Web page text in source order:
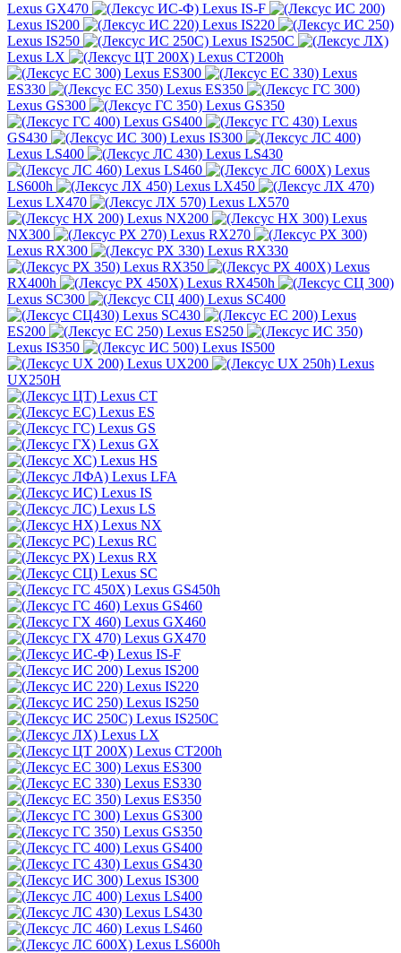
Lexus GX470
Lexus IS-F
Lexus IS200
Lexus IS220
Lexus IS250
Lexus IS250C
Lexus LX
Lexus CT200h
Lexus ES300
Lexus
ES330
Lexus ES350
Lexus GS300
Lexus GS350
Lexus GS400
Lexus
GS430
Lexus IS300
Lexus LS400
Lexus LS430
Lexus LS460
Lexus
LS600h
Lexus LX450
Lexus LX470
Lexus LX570
Lexus NX200
Lexus
NX300
Lexus RX270
Lexus RX300
Lexus RX330
Lexus RX350
Lexus
RX400h
Lexus RX450h
Lexus SC300
Lexus SC400
Lexus SC430
Lexus
ES200
Lexus ES250
Lexus IS350
Lexus IS500
Lexus UX200
Lexus
UX250H
Lexus CT
Lexus ES
Lexus GS
Lexus GX
Lexus HS
Lexus LFA
Lexus IS
Lexus LS
Lexus NX
Lexus RC
Lexus RX
Lexus SC
Lexus GS450h
Lexus GS460
Lexus GX460
Lexus GX470
Lexus IS-F
Lexus IS200
Lexus IS220
Lexus IS250
Lexus IS250C
Lexus LX
Lexus CT200h
Lexus ES300
Lexus ES330
Lexus ES350
Lexus GS300
Lexus GS350
Lexus GS400
Lexus GS430
Lexus IS300
Lexus LS400
Lexus LS430
Lexus LS460
Lexus LS600h